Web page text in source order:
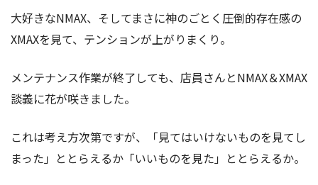
大好きなNMAX、そしてまさに神のごとく圧倒的存在感の
XMAXを見て、テンションが上がりまくり。
メンテナンス作業が終了しても、店員さんとNMAX＆XMAX
談義に花が咲きました。
これは考え方次第ですが、「見てはいけないものを見てし
まった」ととらえるか「いいものを見た」ととらえるか。